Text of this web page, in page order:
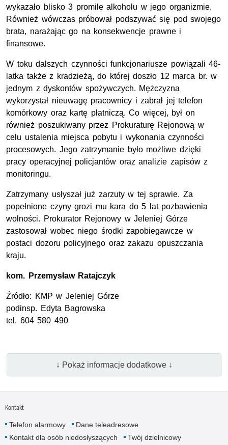
wykazało blisko 3 promile alkoholu w jego organizmie.
Również wówczas próbował podszywać się pod swojego
brata, narażając go na konsekwencje prawne i
finansowe.
W toku dalszych czynności funkcjonariusze powiązali 46-
latka także z kradzieżą, do której doszło 12 marca br. w
jednym z dyskontów spożywczych. Mężczyzna
wykorzystał nieuwagę pracownicy i zabrał jej telefon
komórkowy oraz kartę płatniczą. Co więcej, był on
również poszukiwany przez Prokuraturę Rejonową w
celu ustalenia miejsca pobytu i wykonania czynności
procesowych. Jego zatrzymanie było możliwe dzięki
pracy operacyjnej policjantów oraz analizie zapisów z
monitoringu.
Zatrzymany usłyszał już zarzuty w tej sprawie. Za
popełnione czyny grozi mu kara do 5 lat pozbawienia
wolności. Prokurator Rejonowy w Jeleniej Górze
zastosował wobec niego środki zapobiegawcze w
postaci dozoru policyjnego oraz zakazu opuszczania
kraju.
kom. Przemysław Ratajczyk
Źródło: KMP w Jeleniej Górze
podinsp. Edyta Bagrowska
tel . 604 580 490
↓ Pokaż informacje dodatkowe ↓
Kontakt
Telefon alarmowy
Dane teleadresowe
Kontakt dla osób niedosłyszących
Twój dzielnicowy